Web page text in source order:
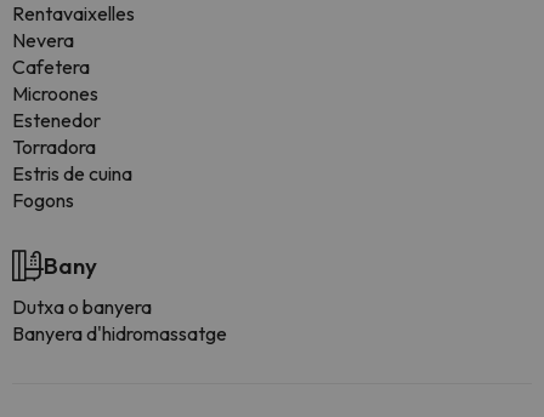
Rentavaixelles
Nevera
Cafetera
Microones
Estenedor
Torradora
Estris de cuina
Fogons
Bany
Dutxa o banyera
Banyera d'hidromassatge